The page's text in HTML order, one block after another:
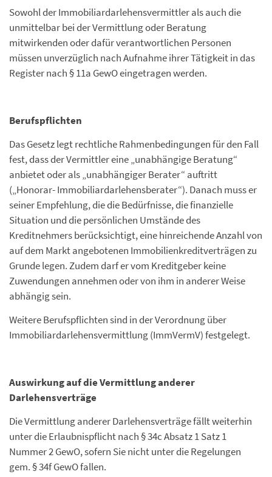
Sowohl der Immobiliardarlehensvermittler als auch die
unmittelbar bei der Vermittlung oder Beratung
mitwirkenden oder dafür verantwortlichen Personen
müssen unverzüglich nach Aufnahme ihrer Tätigkeit in das
Register nach § 11a GewO eingetragen werden.
Berufspflichten
Das Gesetz legt rechtliche Rahmenbedingungen für den Fall
fest, dass der Vermittler eine „unabhängige Beratung“
anbietet oder als „unabhängiger Berater“ auftritt
(„Honorar- Immobiliardarlehensberater“). Danach muss er
seiner Empfehlung, die die Bedürfnisse, die finanzielle
Situation und die persönlichen Umstände des
Kreditnehmers berücksichtigt, eine hinreichende Anzahl von
auf dem Markt angebotenen Immobilienkreditverträgen zu
Grunde legen. Zudem darf er vom Kreditgeber keine
Zuwendungen annehmen oder von ihm in anderer Weise
abhängig sein.
Weitere Berufspflichten sind in der Verordnung über
Immobiliardarlehensvermittlung (ImmVermV) festgelegt.
Auswirkung auf die Vermittlung anderer
Darlehensverträge
Die Vermittlung anderer Darlehensverträge fällt weiterhin
unter die Erlaubnispflicht nach § 34c Absatz 1 Satz 1
Nummer 2 GewO, sofern Sie nicht unter die Regelungen
gem. § 34f GewO fallen.